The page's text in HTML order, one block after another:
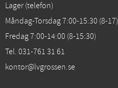
Lager (telefon)
Måndag-Torsdag 7:00-15:30 (8-17)
Fredag 7:00-14:00 (8-15:30)
Tel. 031-761 31 61
kontor@lvgrossen.se